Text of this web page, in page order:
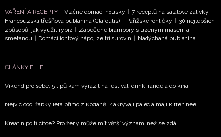
VAŘENÍ A RECEPTY Vláčné domácí housky 7 receptů na salátové zálivky
Francouzská třešňová bublanina (Clafoutis)
Pařížské rohlíčky
30 nejlepších
způsobů, jak využít rybíz
Zapečené brambory s uzeným masem a
smetanou
Domácí iontový nápoj ze tří surovin Nadýchaná bublanina
ČLÁNKY ELLE
Víkend pro sebe: 5 tipů kam vyrazit na festival, drink, rande a do kina
Nejvíc cool žabky léta přímo z Kodaně. Zakrývají palec a mají kitten heel
Kreatin po třicítce? Pro ženy může mít větší význam, než se zdá